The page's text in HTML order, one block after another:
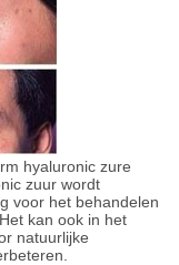
hyaluronic zure
zuur wordt
voor het behandelen
kan ook in het
natuurlijke